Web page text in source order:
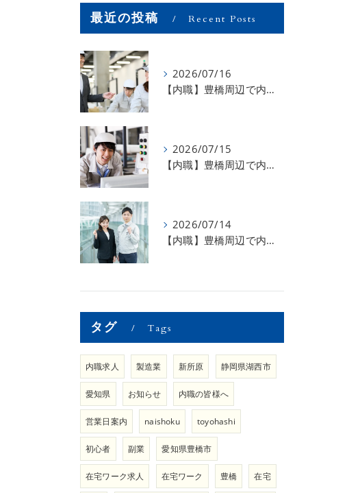
最近の投稿 Recent Posts
2026/07/16
【内職】豊橋周辺で内職のお仕事を探している方募集中！【お仕事の内容】
2026/07/15
【内職】豊橋周辺で内職のお仕事を探している方募集中！【急な学級閉鎖も安心】
2026/07/14
【内職】豊橋周辺で内職のお仕事を探している方募集中！【内職さまのお声②】
タグ Tags
内職求人 製造業 新所原 静岡県湖西市
愛知県 お知らせ 内職の皆様へ
営業日案内 naishoku toyohashi
初心者 副業 愛知県豊橋市
在宅ワーク求人 在宅ワーク 豊橋 在宅